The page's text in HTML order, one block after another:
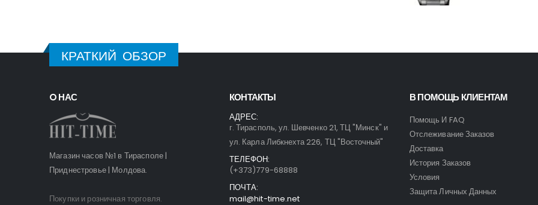
КРАТКИЙ ОБЗОР
O НАС
Магазин часов №1 в Тирасполе |
Приднестровье | Молдова.
Покупки и розничная торговля.
КОНТАКТЫ
АДРЕС:
г. Тирасполь, ул. Шевченко 21, ТЦ "Минск" и
ул. Карла Либкнехта 226, ТЦ "Восточный"
ТЕЛЕФОН:
(+373)779-68888
ПОЧТА:
mail@hit-time.net
В ПОМОЩЬ КЛИЕНТАМ
Помощь И FAQ
Отслеживание Заказов
Доставка
История Заказов
Условия
Защита Личных Данных